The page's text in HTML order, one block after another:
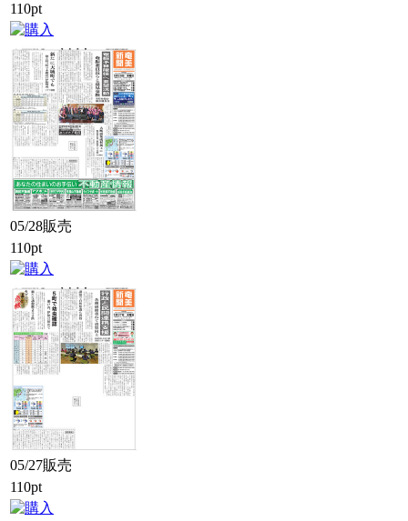
110pt
05/28販売
110pt
05/27販売
110pt